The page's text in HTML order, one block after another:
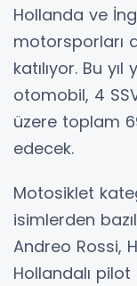
Hollanda ve
motorsporları
katılıyor. Bu
otomobil, 4
üzere toplam
edecek.
Motosiklet
isimlerden
Andreo Rossi,
Hollandalı